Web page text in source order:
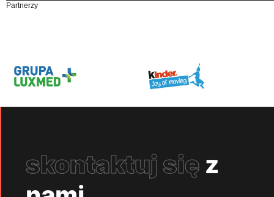
Partnerzy
skontaktuj się z